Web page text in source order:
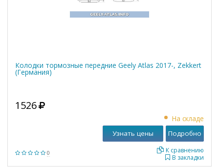
Колодки тормозные передние Geely Atlas 2017-, Zekkert
(Германия)
0
1526
На складе
В закладки
К сравнению
Узнать цены Подробно